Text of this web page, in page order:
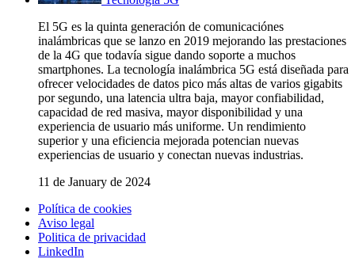
El 5G es la quinta generación de comunicaciónes
inalámbricas que se lanzo en 2019 mejorando las prestaciones
de la 4G que todavía sigue dando soporte a muchos
smartphones. La tecnología inalámbrica 5G está diseñada para
ofrecer velocidades de datos pico más altas de varios gigabits
por segundo, una latencia ultra baja, mayor confiabilidad,
capacidad de red masiva, mayor disponibilidad y una
experiencia de usuario más uniforme. Un rendimiento
superior y una eficiencia mejorada potencian nuevas
experiencias de usuario y conectan nuevas industrias.
11 de January de 2024
Política de cookies
Aviso legal
Politica de privacidad
LinkedIn